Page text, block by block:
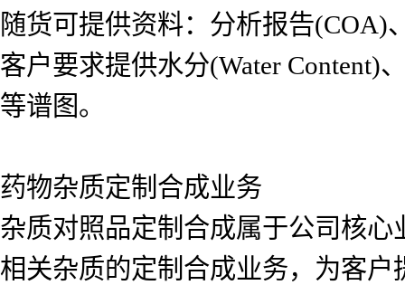
随货可提供资料：分析报告(COA)
客户要求提供水分(Water Content)
等谱图。
药物杂质定制合成业务
杂质对照品定制合成属于公司核
相关杂质的定制合成业务，为客